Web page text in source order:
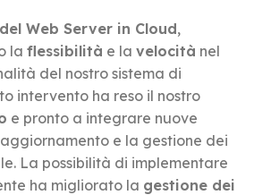
Web Server in Cloud,
la flessibilità e la velocità nel
del nostro sistema di
intervento ha reso il nostro
e pronto a integrare nuove
e la gestione dei
La possibilità di implementare
ha migliorato la gestione dei